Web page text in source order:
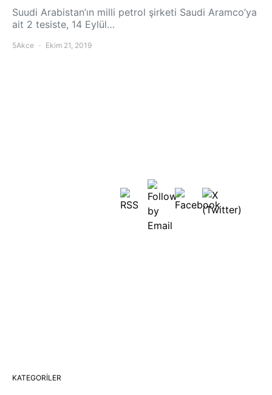
Suudi Arabistan’ın milli petrol şirketi Saudi Aramco’ya
ait 2 tesiste, 14 Eylül…
5Akce Ekim 21, 2019
KATEGORILER